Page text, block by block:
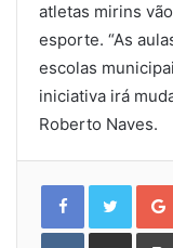
atletas mirins
esporte. “As
escolas
iniciativa irá
Roberto Naves.
VKontakteShare